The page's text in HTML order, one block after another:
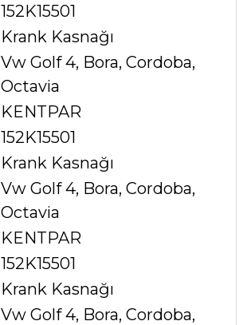
152K15501
Krank Kasnağı
Vw Golf 4, Bora, Cordoba,
Octavia
KENTPAR
152K15501
Krank Kasnağı
Vw Golf 4, Bora, Cordoba,
Octavia
KENTPAR
152K15501
Krank Kasnağı
Vw Golf 4, Bora, Cordoba,